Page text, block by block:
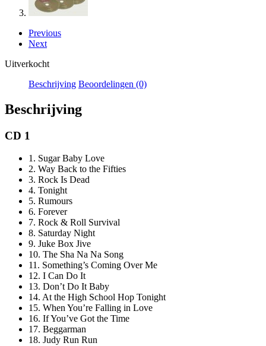
Previous
Next
Uitverkocht
Beschrijving Beoordelingen (0)
Beschrijving
CD 1
1. Sugar Baby Love
2. Way Back to the Fifties
3. Rock Is Dead
4. Tonight
5. Rumours
6. Forever
7. Rock & Roll Survival
8. Saturday Night
9. Juke Box Jive
10. The Sha Na Na Song
11. Something’s Coming Over Me
12. I Can Do It
13. Don’t Do It Baby
14. At the High School Hop Tonight
15. When You’re Falling in Love
16. If You’ve Got the Time
17. Beggarman
18. Judy Run Run